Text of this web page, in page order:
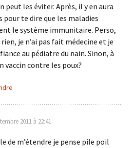
peut les éviter. Après, il y en aura
pour te dire que les maladies
le système immunitaire. Perso,
rien, je n’ai pas fait médecine et je
au pédiatre du nain. Sinon, à
vaccin contre les poux?
2011 à 22:41
de m’étendre je pense pile poil